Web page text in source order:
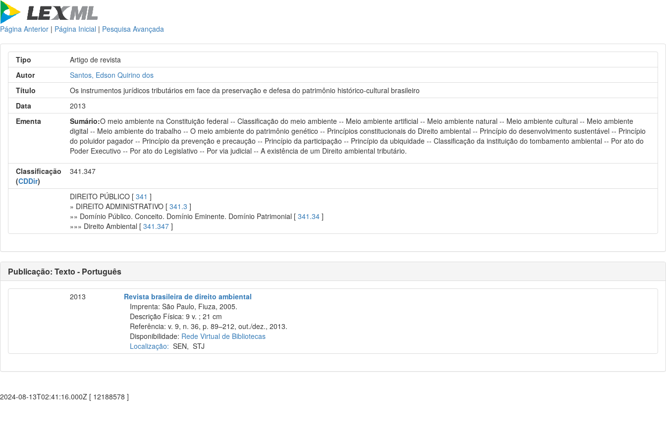
Página Anterior | Página Inicial | Pesquisa Avançada
Tipo
Artigo de revista
Autor
Santos, Edson Quirino dos
Título
Os instrumentos jurídicos tributários em face da preservação e defesa do patrimônio histórico-cultural brasileiro
Data
2013
Ementa
Sumário:O meio ambiente na Constituição federal -- Classificação do meio ambiente -- Meio ambiente artificial -- Meio ambiente natural -- Meio ambiente cultural -- Meio ambiente
digital -- Meio ambiente do trabalho -- O meio ambiente do patrimônio genético -- Princípios constitucionais do Direito ambiental -- Princípio do desenvolvimento sustentável -- Princípio
do poluidor pagador -- Princípio da prevenção e precaução -- Princípio da participação -- Princípio da ubiquidade -- Classificação da instituição do tombamento ambiental -- Por ato do
Poder Executivo -- Por ato do Legislativo -- Por via judicial -- A existência de um Direito ambiental tributário.
Classificação
(CDDir)
341.347
DIREITO PÚBLICO [341 ]
» DIREITO ADMINISTRATIVO [341.3 ]
»» Domínio Público. Conceito. Domínio Eminente. Domínio Patrimonial [341.34 ]
»»» Direito Ambiental [341.347 ]
Publicação: Texto - Português
2013
Revista brasileira de direito ambiental
Imprenta: São Paulo, Fiuza, 2005.
Descrição Física: 9 v. ; 21 cm
Referência: v. 9, n. 36, p. 89–212, out./dez., 2013.
Disponibilidade: Rede Virtual de Bibliotecas
Localização: SEN,STJ
2024-08-13T02:41:16.000Z [ 12188578 ]